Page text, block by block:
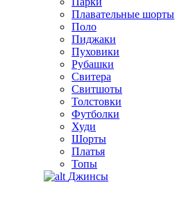
Плавательные шорты
Поло
Пиджаки
Пуховики
Рубашки
Свитера
Свитшоты
Толстовки
Футболки
Худи
Шорты
Платья
Топы
Джинсы